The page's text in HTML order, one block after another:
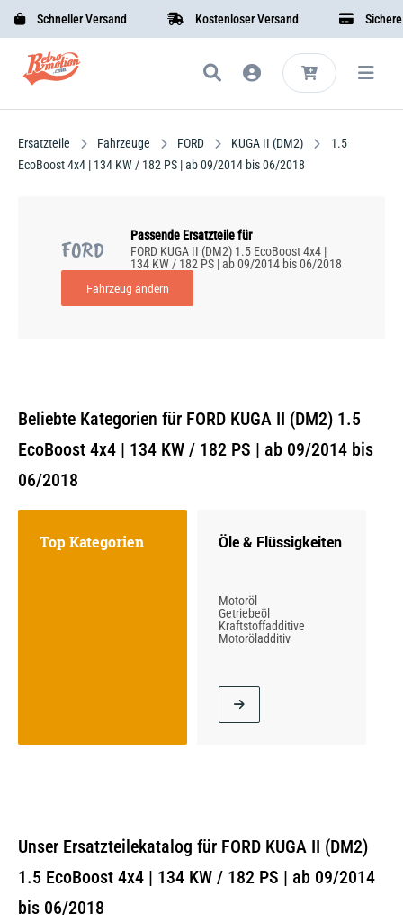
Schneller Versand Kostenloser Versand Sichere
Ersatzteile Fahrzeuge FORD KUGA II (DM2)
1.5
EcoBoost 4x4 | 134 KW / 182 PS | ab 09/2014 bis 06/2018
FORD
Passende Ersatzteile für
FORD KUGA II (DM2) 1.5 EcoBoost 4x4 |
134 KW / 182 PS | ab 09/2014 bis 06/2018
Fahrzeug ändern
Beliebte Kategorien für FORD KUGA II (DM2) 1.5
EcoBoost 4x4 | 134 KW / 182 PS | ab 09/2014 bis
06/2018
Top Kategorien Öle & Flüssigkeiten
Motoröl
Getriebeöl
Kraftstoffadditive
Motoröladditiv
Unser Ersatzteilekatalog für FORD KUGA II (DM2)
1.5 EcoBoost 4x4 | 134 KW / 182 PS | ab 09/2014
bis 06/2018